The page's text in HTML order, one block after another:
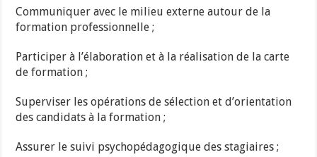
Communiquer avec le milieu externe autour de la
formation professionnelle ;
Participer à l’élaboration et à la réalisation de la carte
de formation ;
Superviser les opérations de sélection et d’orientation
des candidats à la formation ;
Assurer le suivi psychopédagogique des stagiaires ;